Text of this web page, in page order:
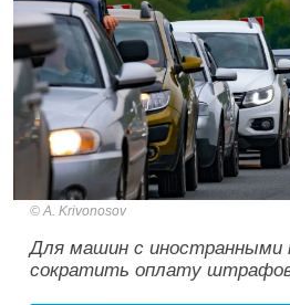
A. Krivonosov
Для машин с
сократить оплату